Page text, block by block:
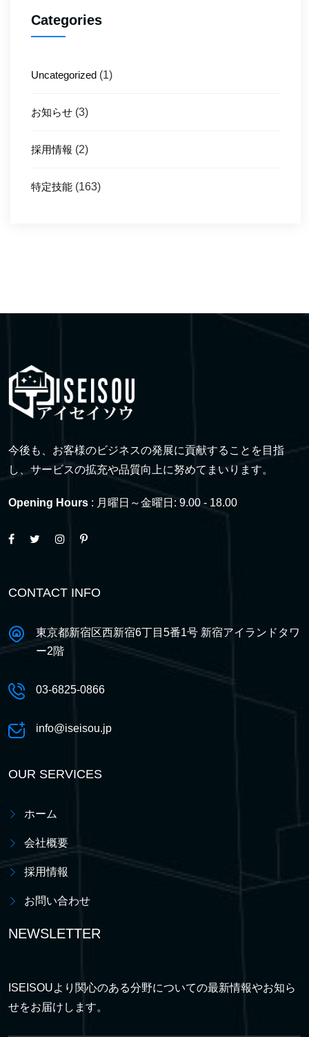
Categories
Uncategorized (1)
お知らせ (3)
採用情報 (2)
特定技能 (163)
今後も、お客様のビジネスの発展に貢献することを目指
し、サービスの拡充や品質向上に努めてまいります。
Opening Hours : 月曜日～金曜日: 9.00 - 18.00
CONTACT INFO
東京都新宿区西新宿6丁目5番1号 新宿アイランドタワ
ー2階
03-6825-0866
info@iseisou.jp
OUR SERVICES
ホーム
会社概要
採用情報
お問い合わせ
NEWSLETTER
ISEISOUより関心のある分野についての最新情報やお知ら
せをお届けします。